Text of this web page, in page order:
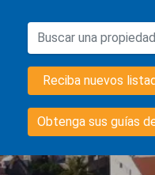
Reciba nuevos
Obtenga sus guías